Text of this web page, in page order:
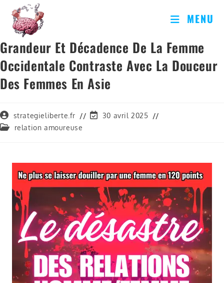
MENU
Grandeur Et Décadence De La Femme
Occidentale Contraste Avec La Douceur
Des Femmes En Asie
strategieliberte.fr
30 avril 2025
relation amoureuse